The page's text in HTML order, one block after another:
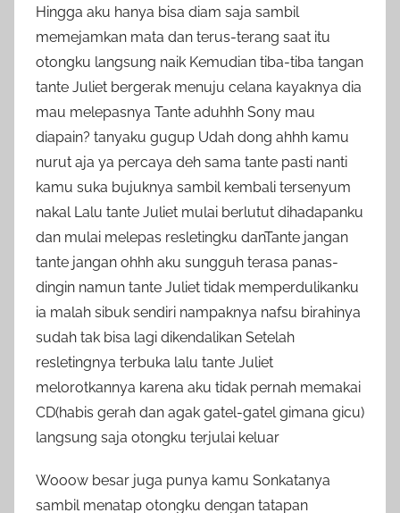
Hingga aku hanya bisa diam saja sambil
memejamkan mata dan terus-terang saat itu
otongku langsung naik Kemudian tiba-tiba tangan
tante Juliet bergerak menuju celana kayaknya dia
mau melepasnya Tante aduhhh Sony mau
diapain? tanyaku gugup Udah dong ahhh kamu
nurut aja ya percaya deh sama tante pasti nanti
kamu suka bujuknya sambil kembali tersenyum
nakal Lalu tante Juliet mulai berlutut dihadapanku
dan mulai melepas resletingku danTante jangan
tante jangan ohhh aku sungguh terasa panas-
dingin namun tante Juliet tidak memperdulikanku
ia malah sibuk sendiri nampaknya nafsu birahinya
sudah tak bisa lagi dikendalikan Setelah
resletingnya terbuka lalu tante Juliet
melorotkannya karena aku tidak pernah memakai
CD(habis gerah dan agak gatel-gatel gimana gicu)
langsung saja otongku terjulai keluar
Wooow besar juga punya kamu Sonkatanya
sambil menatap otongku dengan tatapan